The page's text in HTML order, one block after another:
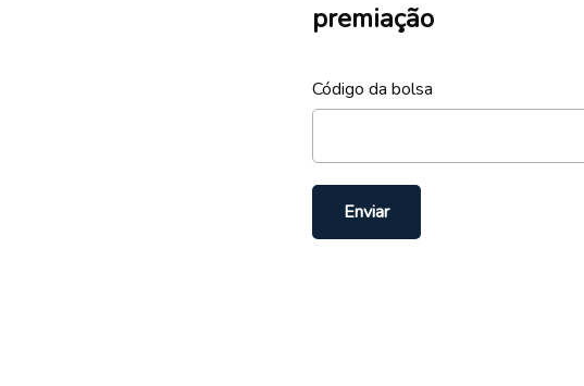
premiação
Código da bolsa
Enviar